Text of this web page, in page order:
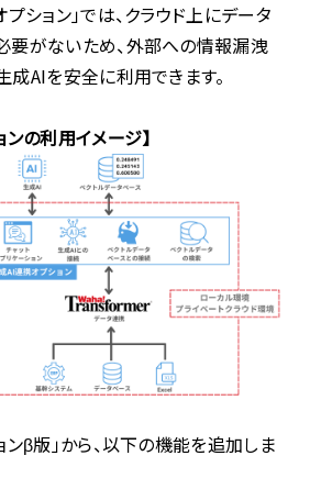
ション」では、クラウド上にデータ
要がないため、外部への情報漏洩
成AIを安全に利用できます。
の利用イメージ】
ンβ版」から、以下の機能を追加しま